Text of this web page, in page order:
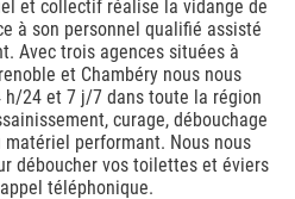
et collectif réalise la vidange de
à son personnel qualifié assisté
Avec trois agences situées à
et Chambéry nous nous
h/24 et 7 j/7 dans toute la région
curage, débouchage
performant. Nous nous
déboucher vos toilettes et éviers
téléphonique.